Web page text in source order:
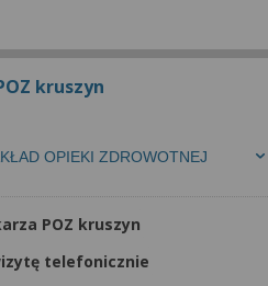
kruszyn
OPIEKI ZDROWOTNEJ
POZ kruszyn
telefonicznie